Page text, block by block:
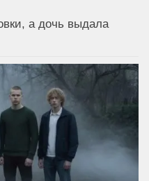
а дочь выдала